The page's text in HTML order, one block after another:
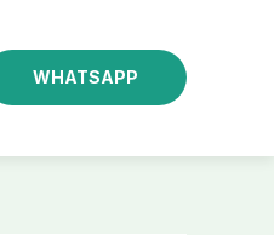
WHATSAPP